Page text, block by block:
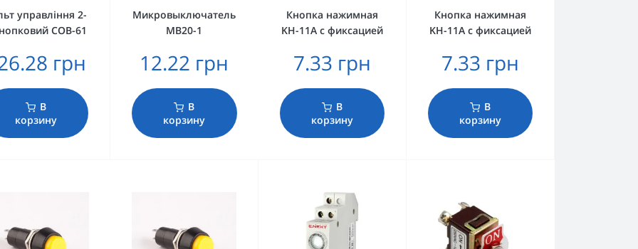
управління 2-
COB-61
грн
В
корзину
Микровыключатель
МВ20-1
12.22 грн
В
корзину
Кнопка нажимная
KH-11A с фиксацией
7.33 грн
В
корзину
Кнопка нажимная
KH-11A с фиксацией
7.33 грн
В
корзину